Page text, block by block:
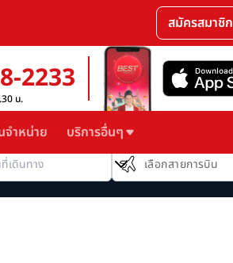
สมัครสมาชิก
2233
น.
จำหน่าย บริการอื่นๆสายการบิน
เลือกสายการบิน